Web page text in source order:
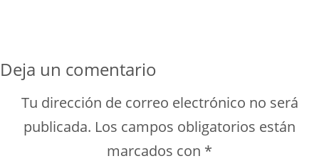
Deja un comentario
Tu dirección de correo electrónico no será
publicada. Los campos obligatorios están
marcados con *